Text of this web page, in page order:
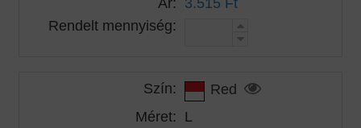
Rendelt mennyiség:
Szín:
Red
Méret: L